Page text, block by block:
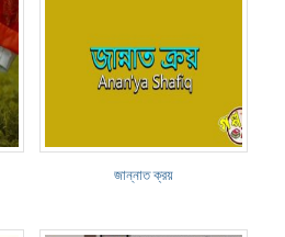
জান্নাত ক্রয়